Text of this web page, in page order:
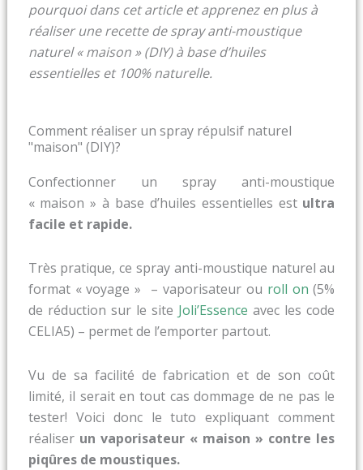
pourquoi dans cet article et apprenez en plus à
réaliser une recette de spray anti-moustique
naturel « maison » (DIY) à base d’huiles
essentielles et 100% naturelle.
Comment réaliser un spray répulsif naturel
"maison" (DIY)?
Confectionner un spray anti-moustique
« maison » à base d’huiles essentielles est ultra
facile et rapide.
Très pratique, ce spray anti-moustique naturel au
format « voyage » – vaporisateur ou roll on (5%
de réduction sur le site Joli’Essence avec les code
CELIA5) – permet de l’emporter partout.
Vu de sa facilité de fabrication et de son coût
limité, il serait en tout cas dommage de ne pas le
tester! Voici donc le tuto expliquant comment
réaliserun vaporisateur « maison » contre les
piqûres de moustiques.